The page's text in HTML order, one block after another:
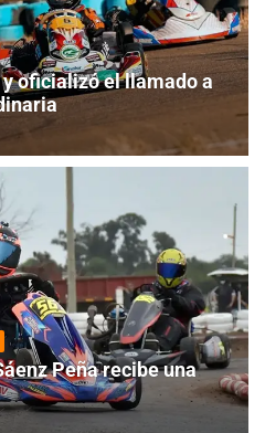
oficializó el llamado a
Peña recibe una